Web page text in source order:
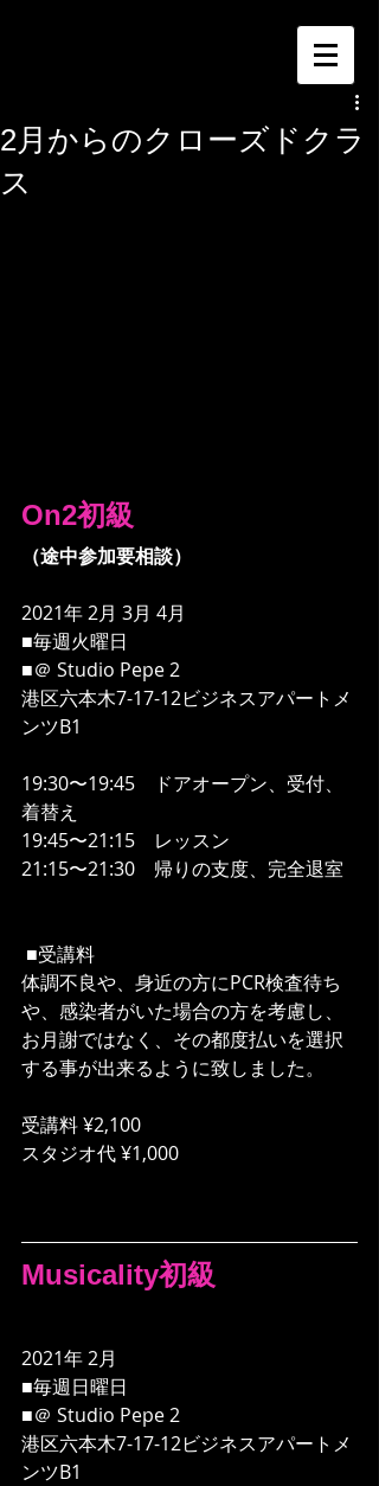
2月からのクローズドクラ
ス
On2初級
（途中参加要相談）
2021年 2月 3月 4月
■毎週火曜日
■＠ Studio Pepe 2
港区六本木7-17-12ビジネスアパートメ
ンツB1
19:30〜19:45　ドアオープン、受付、
着替え
19:45〜21:15　レッスン
21:15〜21:30　帰りの支度、完全退室
■受講料
体調不良や、身近の方にPCR検査待ち
や、感染者がいた場合の方を考慮し、
お月謝ではなく、その都度払いを選択
する事が出来るように致しました。
受講料 ¥2,100
スタジオ代 ¥1,000
Musicality初級
2021年 2月
■毎週日曜日
■＠ Studio Pepe 2
港区六本木7-17-12ビジネスアパートメ
ンツB1